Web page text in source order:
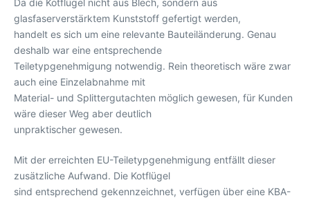
glasfaserverstärktem Kunststoff gefertigt werden,
handelt es sich um eine relevante Bauteiländerung. Genau
deshalb war eine entsprechende
Teiletypgenehmigung notwendig. Rein theoretisch wäre zwar
auch eine Einzelabnahme mit
Material- und Splittergutachten möglich gewesen, für Kunden
wäre dieser Weg aber deutlich
unpraktischer gewesen.
Mit der erreichten EU-Teiletypgenehmigung entfällt dieser
zusätzliche Aufwand. Die Kotflügel
sind entsprechend gekennzeichnet, verfügen über eine KBA-